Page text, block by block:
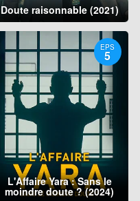
Doute raisonnable (2021)
EPS
5
L'Affaire Yara : Sans le
moindre doute ? (2024)